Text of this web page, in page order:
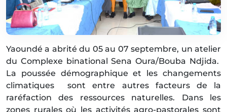
Yaoundé a abrité du 05 au 07 septembre, un atelier
du Complexe binational Sena Oura/Bouba Ndjida.
La poussée démographique et les changements
climatiques sont entre autres facteurs de la
raréfaction des ressources naturelles. Dans les
zones rurales où les activités agro-pastorales sont